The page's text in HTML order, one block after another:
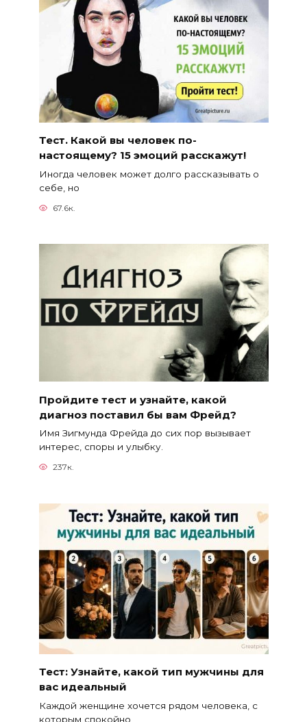
Тест. Какой вы человек по-
настоящему? 15 эмоций расскажут!
Иногда человек может долго рассказывать о
себе, но
67.6к.
Пройдите тест и узнайте, какой
диагноз поставил бы вам Фрейд?
Имя Зигмунда Фрейда до сих пор вызывает
интерес, споры и улыбку.
237к.
Тест: Узнайте, какой тип мужчины для
вас идеальный
Каждой женщине хочется рядом человека, с
которым спокойно